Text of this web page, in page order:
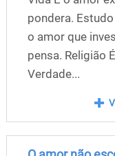
pondera.
o amor que
pensa. Religião
Verdade...